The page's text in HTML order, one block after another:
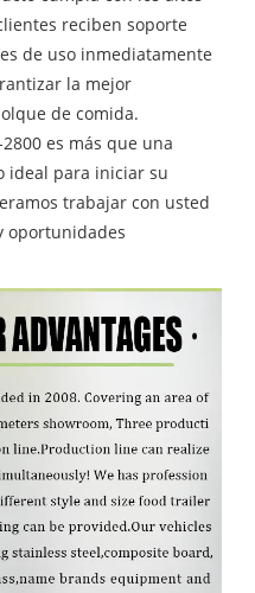
reciben soporte
de uso inmediatamente
la mejor
de comida.
es más que una
ideal para iniciar su
trabajar con usted
oportunidades